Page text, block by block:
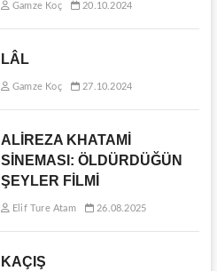
Gamze Koç 20.10.2024
LÂL
Gamze Koç 27.10.2024
ALİREZA KHATAMİ
SİNEMASI: ÖLDÜRDÜĞÜN
ŞEYLER FİLMİ
Elif Ture Atam 26.08.2025
KAÇIŞ